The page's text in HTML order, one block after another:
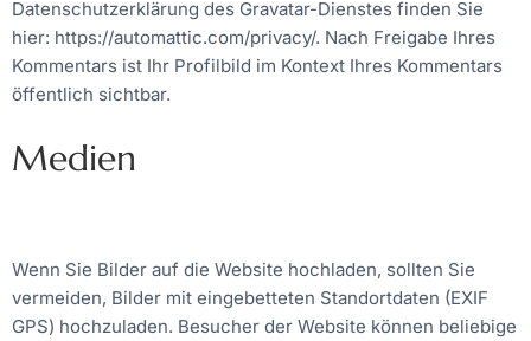
Datenschutzerklärung des Gravatar-Dienstes finden Sie
hier: https://automattic.com/privacy/. Nach Freigabe Ihres
Kommentars ist Ihr Profilbild im Kontext Ihres Kommentars
öffentlich sichtbar.
Medien
Wenn Sie Bilder auf die Website hochladen, sollten Sie
vermeiden, Bilder mit eingebetteten Standortdaten (EXIF
GPS) hochzuladen. Besucher der Website können beliebige